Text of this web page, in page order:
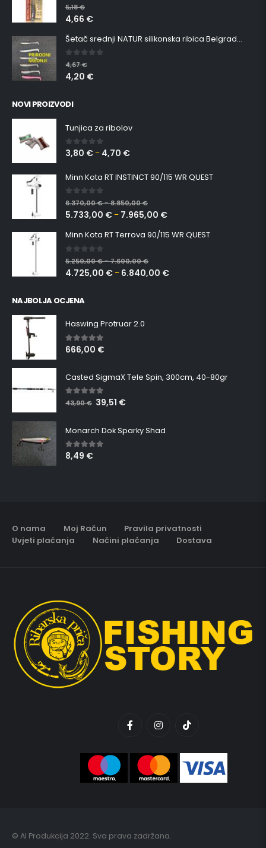
5.00out of 5
5,18€
4,66 €
Šetač srednji NATUR silikonska ribica Belgrade Walker
0 out of 5
4,67€
4,20 €
NOVI PROIZVODI
Tunjica za ribolov
0 out of 5
3,80 € – 4,70 €
Minn Kota RT INSTINCT 90/115 WR QUEST
0 out of 5
6.370,00€–8.850,00€
5.733,00 € – 7.965,00 €
Minn Kota RT Terrova 90/115 WR QUEST
0 out of 5
5.250,00€–7.600,00€
4.725,00 € – 6.840,00 €
NAJBOLJA OCJENA
Haswing Protruar 2.0
5.00 out of 5
666,00 €
Casted SigmaX Tele Spin, 300cm, 40-80gr
5.00out of 5
43,90€ 39,51 €
Monarch Dok Sparky Shad
5.00 out of 5
8,49 €
O nama Moj Račun
Pravila privatnosti
Uvjeti plaćanja
Načini plaćanja Dostava
© AI Produkcija 2022. Sva prava zadržana.